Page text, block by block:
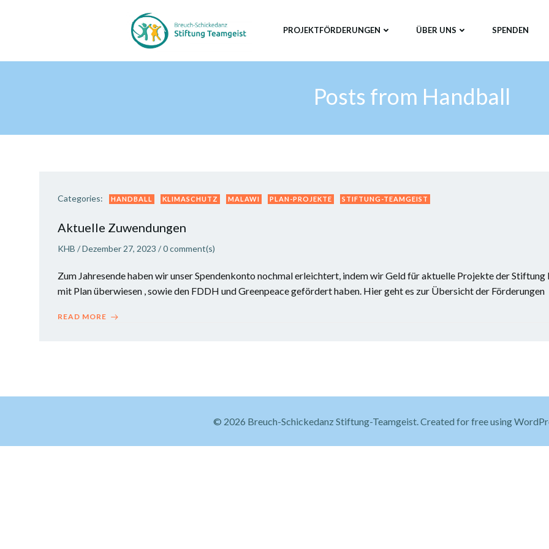
PROJEKTFÖRDERUNGEN ÜBER UNS SPENDEN
Posts from Handball
Categories: HANDBALL KLIMASCHUTZ MALAWI PLAN-PROJEKTE STIFTUNG-TEAMGEIST
Aktuelle Zuwendungen
KHB /Dezember 27, 2023 /0comment(s)
Zum Jahresende haben wir unser Spendenkonto nochmal erleichtert, indem wir Geld für aktuelle Projekte der
mit Plan überwiesen , sowie den FDDH und Greenpeace gefördert haben. Hier geht es zur Übersicht der Förderungen
READ MORE
© 2026 Breuch-Schickedanz Stiftung-Teamgeist. Created for free using